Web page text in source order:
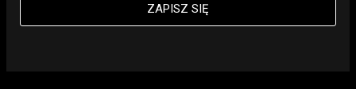
ZAPISZ SIĘ